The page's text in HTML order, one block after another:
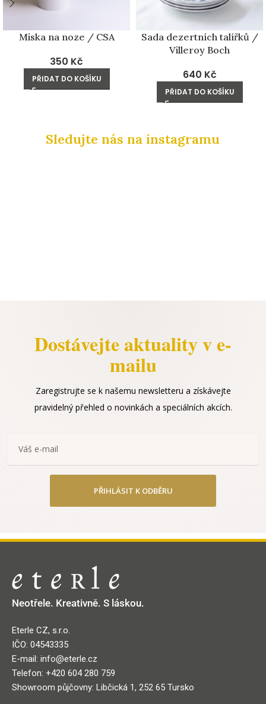
Miska na noze / CSA
350 Kč
PŘIDAT DO KOŠÍKU
Sada dezertních talířků /
Villeroy Boch
640 Kč
PŘIDAT DO KOŠÍKU
Sledujte nás na instagramu
Dostávejte aktuality v e-
mailu
Zaregistrujte se k našemu newsletteru a získávejte
pravidelný přehled o novinkách a speciálních akcích.
PŘIHLÁSIT K ODBĚRU
Neotřele. Kreativně. S láskou.
Eterle CZ, s.r.o.
IČO: 04543335
E-mail: info@eterle.cz
Telefon: +420 604 280 759
Showroom půjčovny: Libčická 1, 252 65 Tursko